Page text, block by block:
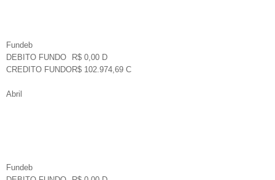
Fundeb
DEBITO FUNDO
R$ 0,00 D
CREDITO FUNDOR$ 102.974,69 C
Abril
Fundeb